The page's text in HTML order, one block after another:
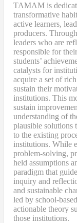
TAMAM is
transformative
active learners,
producers.
leaders who are
responsible for
students’
catalysts for
acquire a set of
sustain their
institutions. This
sustain
understanding of
plausible solutions
to the existing
institutions. While
problem-solving,
held assumptions
paradigm that
inquiry and
and sustainable
led by school-
actionable theory
those institutions.